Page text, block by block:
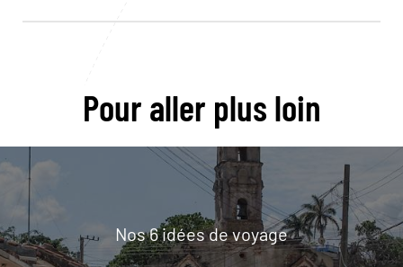
Pour aller plus loin
Nos 6 idées de voyage